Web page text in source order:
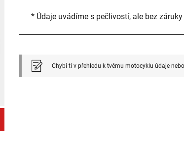
* Údaje uvádíme s pečlivostí, ale bez záruky
Chybí ti v přehledu k tvému motocyklu údaje